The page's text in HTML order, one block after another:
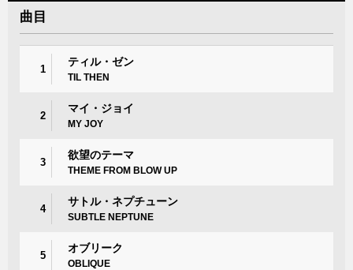
曲目
1
ティル・ゼン
TIL THEN
2
マイ・ジョイ
MY JOY
3
欲望のテーマ
THEME FROM BLOW UP
4
サトル・ネプチューン
SUBTLE NEPTUNE
5
オブリーク
OBLIQUE